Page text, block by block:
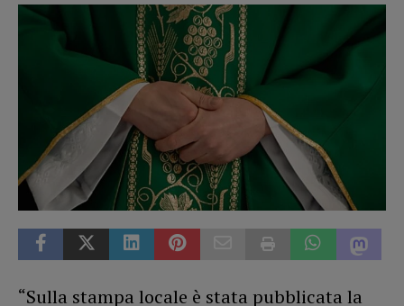
“Sulla stampa locale è stata pubblicata la